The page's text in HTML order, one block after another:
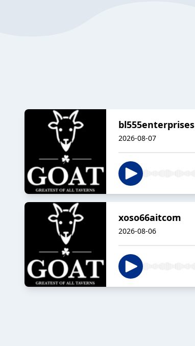
bl555enterprises
2026-08-07
xoso66aitcom
2026-08-06